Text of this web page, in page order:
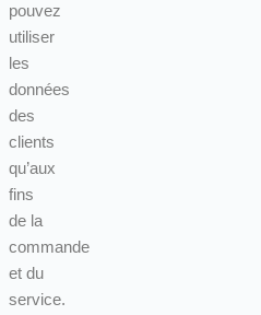
pouvez
utiliser
les
données
des
clients
qu’aux
fins
de la
commande
et du
service.